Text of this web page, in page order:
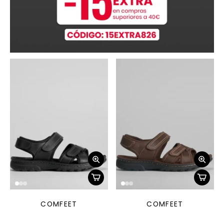
COMFEET
COMFEET